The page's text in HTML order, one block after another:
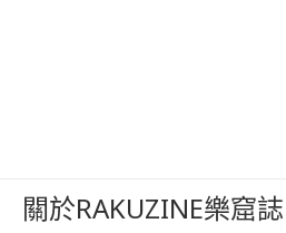
關於RAKUZINE樂窟誌